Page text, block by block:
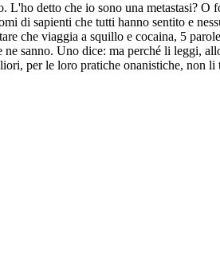
detto che io sono una metastasi?
di sapienti che tutti hanno sentito e
che viaggia a squillo e cocaina, 5
sanno. Uno dice: ma perché li leggi,
per le loro pratiche onanistiche, non li